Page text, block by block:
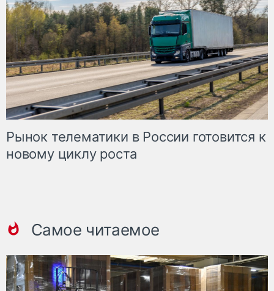
Рынок телематики в России готовится к
новому циклу роста
Самое читаемое